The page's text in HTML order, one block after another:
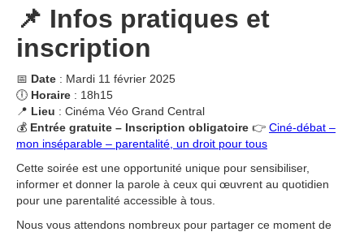
📌 Infos pratiques et
inscription
📅 Date : Mardi 11 février 2025
🕕 Horaire : 18h15
📍 Lieu : Cinéma Véo Grand Central
💰 Entrée gratuite – Inscription obligatoire 👉 Ciné-débat –
mon inséparable – parentalité, un droit pour tous
Cette soirée est une opportunité unique pour sensibiliser,
informer et donner la parole à ceux qui œuvrent au quotidien
pour une parentalité accessible à tous.
Nous vous attendons nombreux pour partager ce moment de